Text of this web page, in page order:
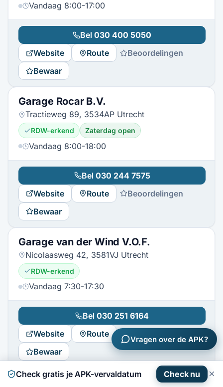
Vandaag 8:00-17:00
Bel 030 400 5050
Website
Route
Beoordelingen
Bewaar
Garage Rocar B.V.
Tractieweg 89, 3534AP Utrecht
RDW-erkend Zaterdag open
Vandaag 8:00-18:00
Bel 030 244 7575
Website
Route
Beoordelingen
Bewaar
Garage van der Wind V.O.F.
Nicolaasweg 42, 3581VJ Utrecht
RDW-erkend
Vandaag 7:30-17:30
Bel 030 251 6164
Website
Route
Beoordelingen
Bewaar
Garagebedrijf Demcar B.V.
Check gratis je APK-vervaldatum Check nu ×
Vragen over de APK?